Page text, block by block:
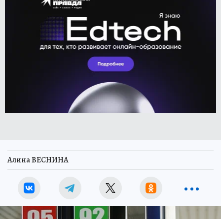
Алина ВЕСНИНА